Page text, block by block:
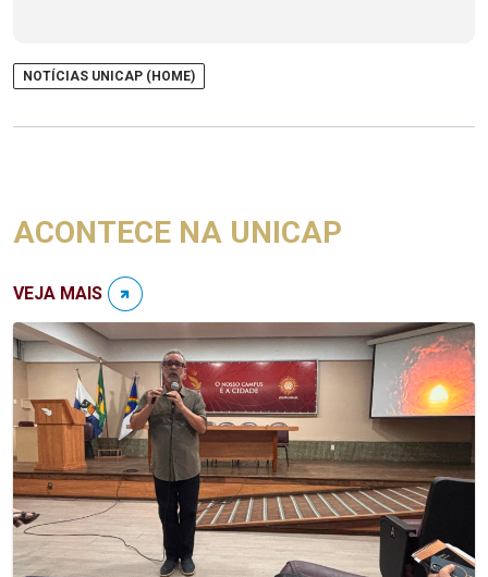
NOTÍCIAS UNICAP (HOME)
ACONTECE NA UNICAP
VEJA MAIS